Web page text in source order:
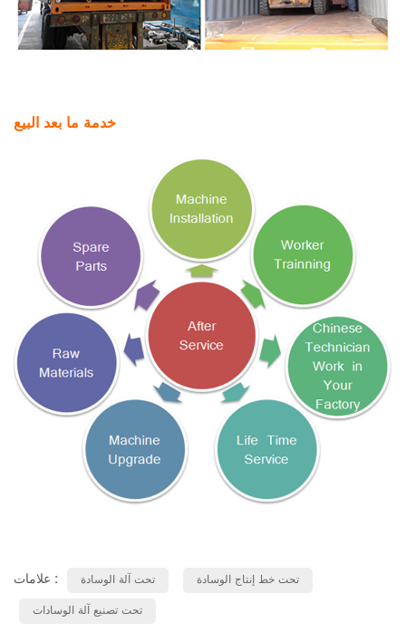
خدمة ما بعد البيع
علامات : تحت آلة الوسادة
تحت خط إنتاج الوسادة
تحت تصنيع آلة الوسادات